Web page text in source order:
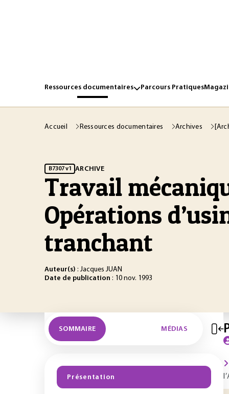
Ressources documentaires Parcours Pratiques
Accueil Ressources documentaires Archives
B7307 v1 ARCHIVE
Travail
Opérations
tranchant
Auteur(s) : Jacques JUAN
Date de publication : 10 nov. 1993
SOMMAIRE MÉDIAS
Présentation